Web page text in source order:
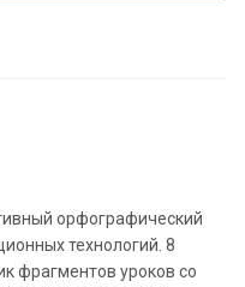
орфографический
технологий. 8
фрагментов уроков со